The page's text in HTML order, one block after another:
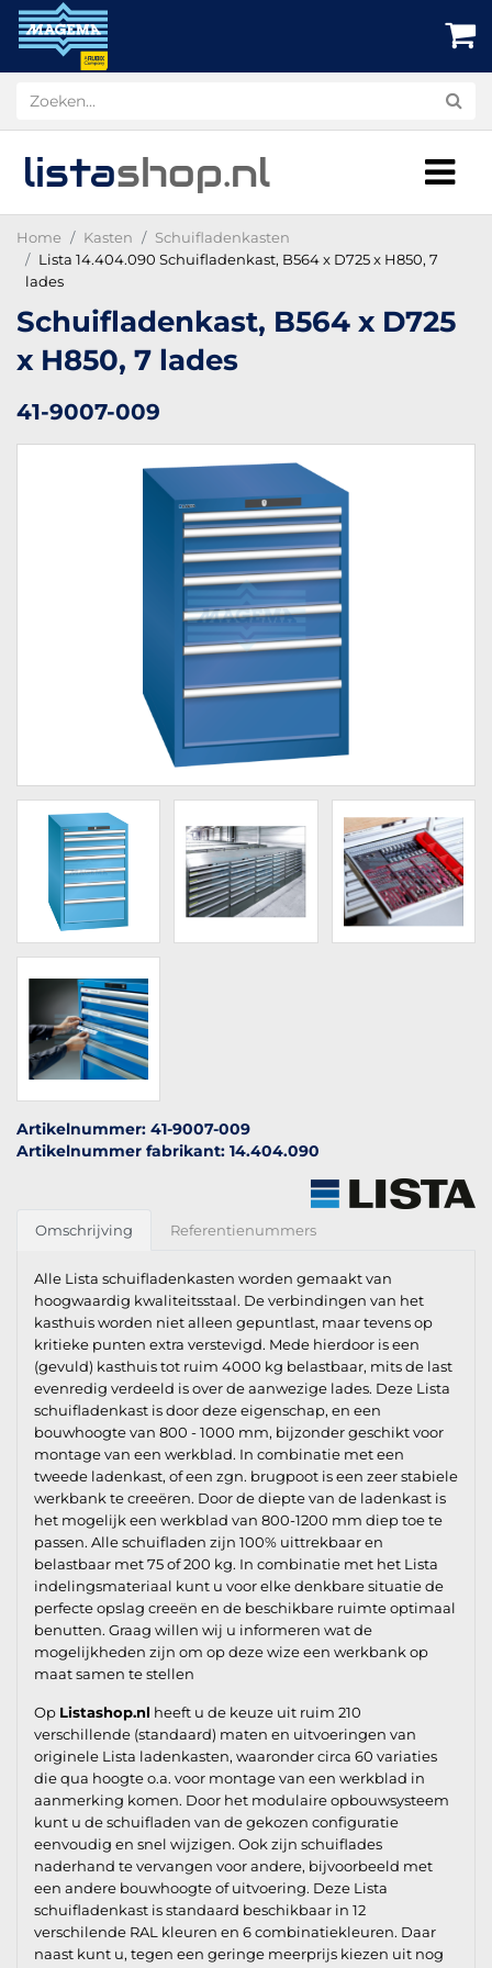
listashop.nl
Home Kasten
Schuifladenkasten
Lista 14.404.090 Schuifladenkast, B564 x D725 x H850, 7
lades
Schuifladenkast, B564 x D725
x H850, 7 lades
41-9007-009
Artikelnummer: 41-9007-009
Artikelnummer fabrikant: 14.404.090
Omschrijving Referentienummers
Alle Lista schuifladenkasten worden gemaakt van
hoogwaardig kwaliteitsstaal. De verbindingen van het
kasthuis worden niet alleen gepuntlast, maar tevens op
kritieke punten extra verstevigd. Mede hierdoor is een
(gevuld) kasthuis tot ruim 4000 kg belastbaar, mits de last
evenredig verdeeld is over de aanwezige lades. Deze Lista
schuifladenkast is door deze eigenschap, en een
bouwhoogte van 800 - 1000 mm, bijzonder geschikt voor
montage van een werkblad. In combinatie met een
tweede ladenkast, of een zgn. brugpoot is een zeer stabiele
werkbank te creeëren. Door de diepte van de ladenkast is
het mogelijk een werkblad van 800-1200 mm diep toe te
passen. Alle schuifladen zijn 100% uittrekbaar en
belastbaar met 75 of 200 kg. In combinatie met het Lista
indelingsmateriaal kunt u voor elke denkbare situatie de
perfecte opslag creeën en de beschikbare ruimte optimaal
benutten. Graag willen wij u informeren wat de
mogelijkheden zijn om op deze wize een werkbank op
maat samen te stellen
Op Listashop.nl heeft u de keuze uit ruim 210
verschillende (standaard) maten en uitvoeringen van
originele Lista ladenkasten, waaronder circa 60 variaties
die qua hoogte o.a. voor montage van een werkblad in
aanmerking komen. Door het modulaire opbouwsysteem
kunt u de schuifladen van de gekozen configuratie
eenvoudig en snel wijzigen. Ook zijn schuiflades
naderhand te vervangen voor andere, bijvoorbeeld met
een andere bouwhoogte of uitvoering. Deze Lista
schuifladenkast is standaard beschikbaar in 12
verschilende RAL kleuren en 6 combinatiekleuren. Daar
naast kunt u, tegen een geringe meerprijs kiezen uit nog